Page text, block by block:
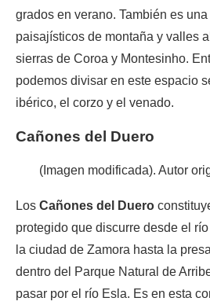
grados en verano. También es
paisajísticos de montaña y valles
sierras de Coroa y Montesinho.
podemos divisar en este espacio
ibérico, el corzo y el venado.
Cañones del Duero
(Imagen modificada). Autor
Los Cañones del Duero
protegido que discurre desde el
la ciudad de Zamora hasta la
dentro del Parque Natural de
pasar por el río Esla. Es en esta